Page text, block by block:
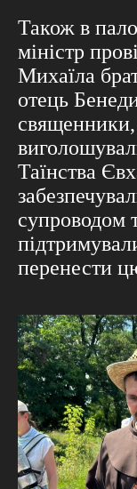
Також в
міністр
Михаїла
отець
Таїнства
супроводом
перенести